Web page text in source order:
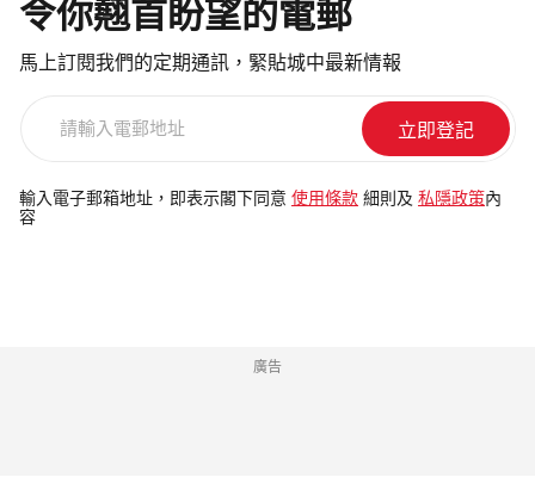
令你翹首盼望的電郵
馬上訂閱我們的定期通訊，緊貼城中最新情報
電
郵
輸入電子郵箱地址，即表示閣下同意 使用條款 細則及 私隱政策內
容
廣告